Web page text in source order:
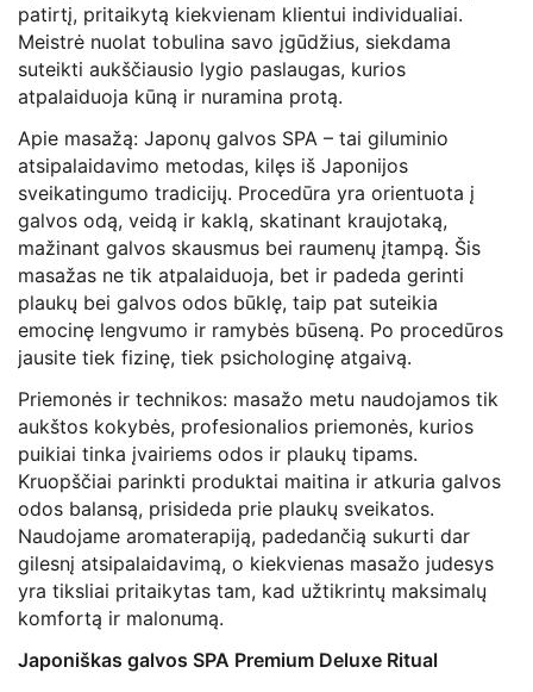
patirtį, pritaikytą kiekvienam klientui individualiai.
Meistrė nuolat tobulina savo įgūdžius, siekdama
suteikti aukščiausio lygio paslaugas, kurios
atpalaiduoja kūną ir nuramina protą.
Apie masažą: Japonų galvos SPA – tai giluminio
atsipalaidavimo metodas, kilęs iš Japonijos
sveikatingumo tradicijų. Procedūra yra orientuota į
galvos odą, veidą ir kaklą, skatinant kraujotaką,
mažinant galvos skausmus bei raumenų įtampą. Šis
masažas ne tik atpalaiduoja, bet ir padeda gerinti
plaukų bei galvos odos būklę, taip pat suteikia
emocinę lengvumo ir ramybės būseną. Po procedūros
jausite tiek fizinę, tiek psichologinę atgaivą.
Priemonės ir technikos: masažo metu naudojamos tik
aukštos kokybės, profesionalios priemonės, kurios
puikiai tinka įvairiems odos ir plaukų tipams.
Kruopščiai parinkti produktai maitina ir atkuria galvos
odos balansą, prisideda prie plaukų sveikatos.
Naudojame aromaterapiją, padedančią sukurti dar
gilesnį atsipalaidavimą, o kiekvienas masažo judesys
yra tiksliai pritaikytas tam, kad užtikrintų maksimalų
komfortą ir malonumą.
Japoniškas galvos SPA Premium Deluxe Ritual